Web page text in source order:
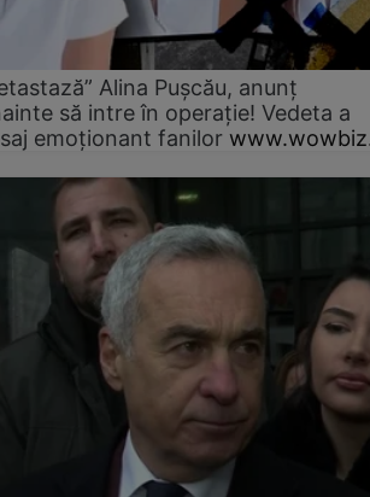
Alina Pușcău, anunț
să intre în operație! Vedeta a
emoționant fanilor